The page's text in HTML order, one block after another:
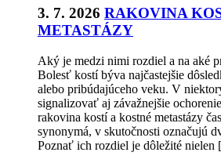
3. 7. 2026 RAKOVINA
METASTÁZY
Aký je medzi nimi rozdiel a na aké
Bolesť kostí býva najčastejšie
alebo pribúdajúceho veku. V
signalizovať aj závažnejšie
rakovina kostí a kostné metastázy
synonymá, v skutočnosti označujú
Poznať ich rozdiel je dôležité